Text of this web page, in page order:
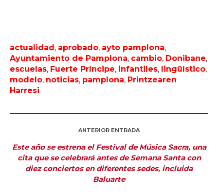
actualidad, aprobado, ayto pamplona,
Ayuntamiento de Pamplona, cambio, Donibane,
escuelas, Fuerte Príncipe, infantiles, lingüístico,
modelo, noticias, pamplona, Printzearen
Harresi
ANTERIOR ENTRADA
Este año se estrena el Festival de Música Sacra, una
cita que se celebrará antes de Semana Santa con
diez conciertos en diferentes sedes, incluida
Baluarte